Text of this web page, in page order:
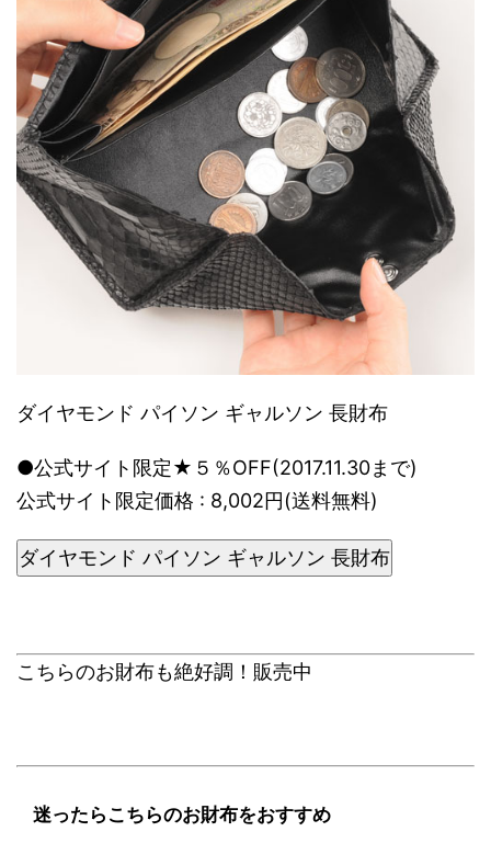
ダイヤモンド パイソン ギャルソン 長財布
●公式サイト限定★５％OFF(2017.11.30まで)
公式サイト限定価格 : 8,002円(送料無料)
ダイヤモンド パイソン ギャルソン 長財布
こちらのお財布も絶好調！販売中
迷ったらこちらのお財布をおすすめ